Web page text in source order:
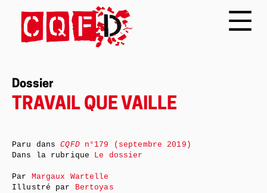
Dossier
TRAVAIL QUE VAILLE
Paru dansCQFDn°179 (septembre 2019)
Dans la rubrique Le dossier
Par Margaux Wartelle
Illustré par Bertoyas